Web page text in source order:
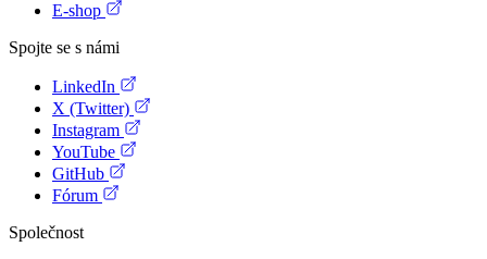
E-shop
Spojte se s námi
LinkedIn
X (Twitter)
Instagram
YouTube
GitHub
Fórum
Společnost